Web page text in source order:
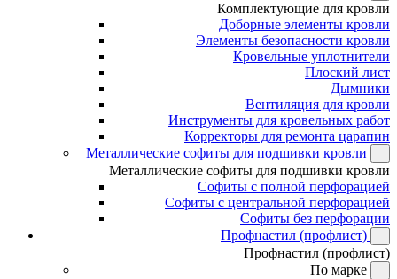
Комплектующие для кровли
Доборные элементы кровли
Элементы безопасности кровли
Кровельные уплотнители
Плоский лист
Дымники
Вентиляция для кровли
Инструменты для кровельных работ
Корректоры для ремонта царапин
Металлические софиты для подшивки кровли
Металлические софиты для подшивки кровли
Софиты с полной перфорацией
Софиты с центральной перфорацией
Софиты без перфорации
Профнастил (профлист)
Профнастил (профлист)
По марке